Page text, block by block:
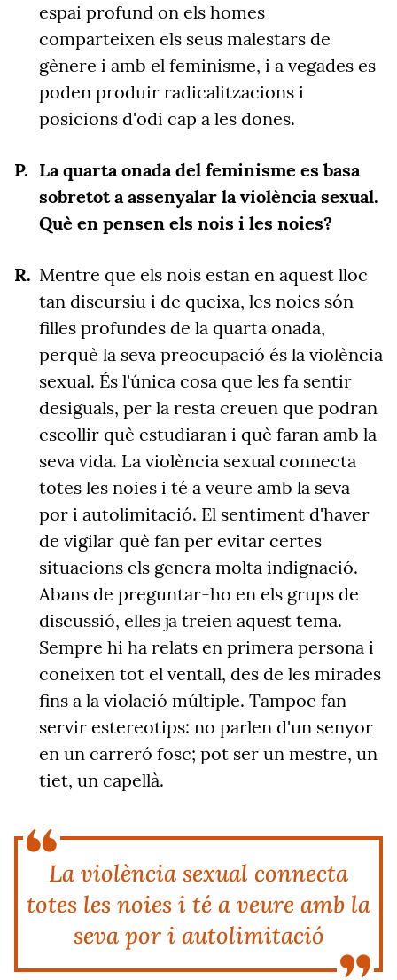
espai profund on els homes
comparteixen els seus malestars de
gènere i amb el feminisme, i a vegades es
poden produir radicalitzacions i
posicions d'odi cap a les dones.
La quarta onada del feminisme es basa
sobretot a assenyalar la violència sexual.
Què en pensen els nois i les noies?
Mentre que els nois estan en aquest lloc
tan discursiu i de queixa, les noies són
filles profundes de la quarta onada,
perquè la seva preocupació és la violència
sexual. És l'única cosa que les fa sentir
desiguals, per la resta creuen que podran
escollir què estudiaran i què faran amb la
seva vida. La violència sexual connecta
totes les noies i té a veure amb la seva
por i autolimitació. El sentiment d'haver
de vigilar què fan per evitar certes
situacions els genera molta indignació.
Abans de preguntar-ho en els grups de
discussió, elles ja treien aquest tema.
Sempre hi ha relats en primera persona i
coneixen tot el ventall, des de les mirades
fins a la violació múltiple. Tampoc fan
servir estereotips: no parlen d'un senyor
en un carreró fosc; pot ser un mestre, un
tiet, un capellà.
La violència sexual connecta
totes les noies i té a veure amb la
seva por i autolimitació